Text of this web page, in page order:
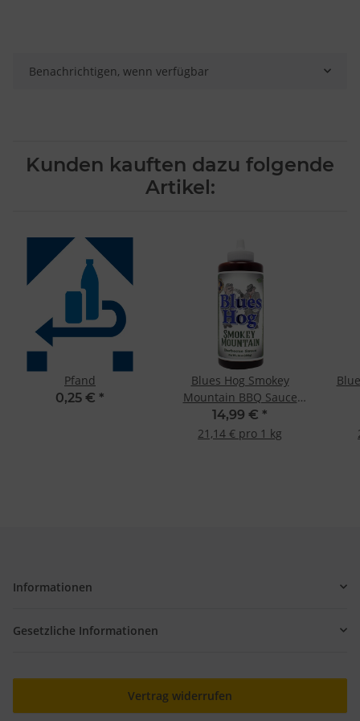
Benachrichtigen, wenn verfügbar
Kunden kauften dazu folgende
Artikel:
Pfand
0,25 € *
Blues Hog Smokey
Mountain BBQ Sauce
709g
14,99 € *
21,14 € pro 1 kg
Informationen
Gesetzliche Informationen
Vertrag widerrufen